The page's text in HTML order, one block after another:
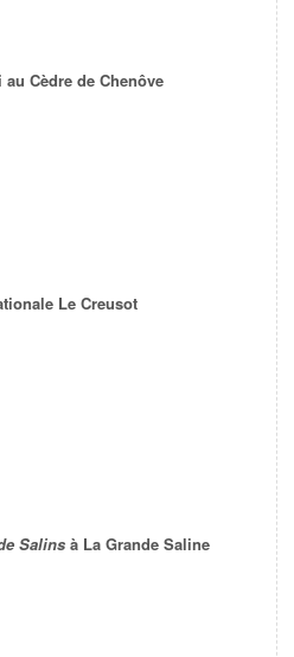
Cèdre de Chenôve
Le Creusot
Salins à La Grande Saline